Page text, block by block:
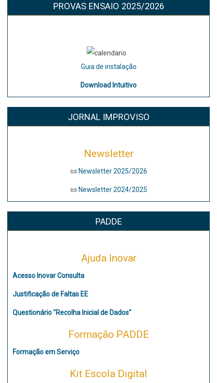
PROVAS ENSAIO 2025/2026
Guia de instalação
DownloadIntuitivo
JORNAL IMPROVISO
Newsletter
📜 Newsletter 2025/2026
📜 Newsletter 2024/2025
PADDE
Ajuda Inovar
Acesso Inovar Consulta
Justificação de Faltas EE
Questionário "Recolha Inicial de Dados"
Formação PADDE
Formação em Serviço
Kit Escola Digital